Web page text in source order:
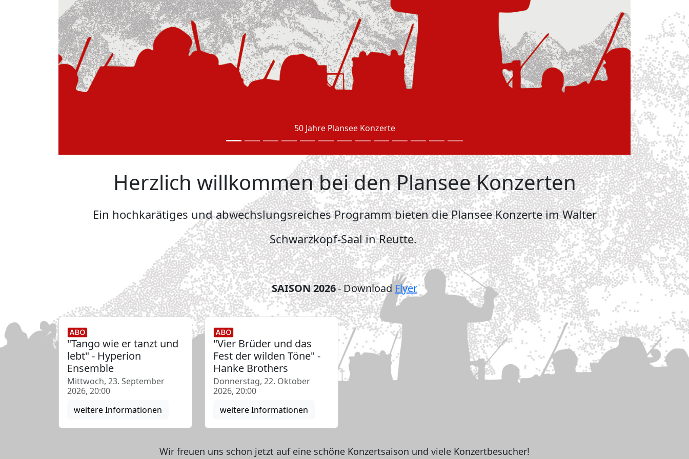
50 Jahre Plansee Konzerte
Herzlich willkommen bei den Plansee Konzerten
Ein hochkarätiges und abwechslungsreiches Programm bieten die Plansee Konzerte im Walter
Schwarzkopf-Saal in Reutte.
SAISON 2026- Download Flyer
"Tango wie er tanzt und
lebt" - Hyperion
Ensemble
Mittwoch, 23. September
2026, 20:00
weitere Informationen
"Vier Brüder und das
Fest der wilden Töne" -
Hanke Brothers
Donnerstag, 22. Oktober
2026, 20:00
weitere Informationen
Wir freuen uns schon jetzt auf eine schöne Konzertsaison und viele Konzertbesucher!